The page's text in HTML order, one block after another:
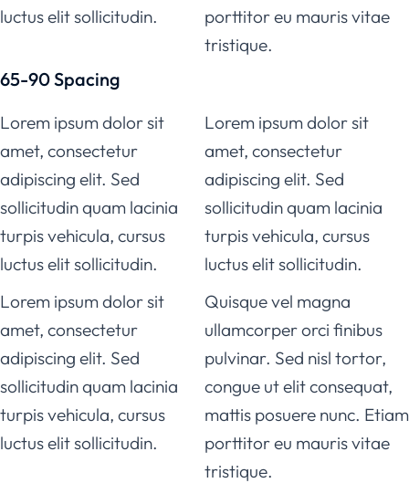
luctus elit sollicitudin.
porttitor eu mauris vitae
tristique.
65-90 Spacing
Lorem ipsum dolor sit
amet, consectetur
adipiscing elit. Sed
sollicitudin quam lacinia
turpis vehicula, cursus
luctus elit sollicitudin.
Lorem ipsum dolor sit
amet, consectetur
adipiscing elit. Sed
sollicitudin quam lacinia
turpis vehicula, cursus
luctus elit sollicitudin.
Lorem ipsum dolor sit
amet, consectetur
adipiscing elit. Sed
sollicitudin quam lacinia
turpis vehicula, cursus
luctus elit sollicitudin.
Quisque vel magna
ullamcorper orci finibus
pulvinar. Sed nisl tortor,
congue ut elit consequat,
mattis posuere nunc. Etiam
porttitor eu mauris vitae
tristique.